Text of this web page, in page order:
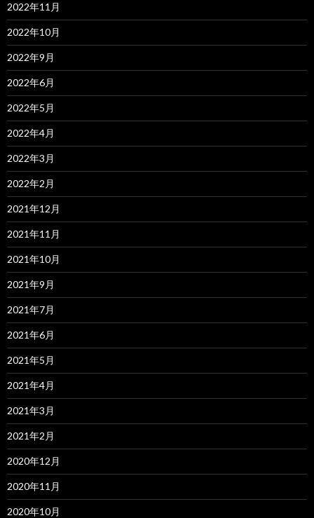
2022年11月
2022年10月
2022年9月
2022年6月
2022年5月
2022年4月
2022年3月
2022年2月
2021年12月
2021年11月
2021年10月
2021年9月
2021年7月
2021年6月
2021年5月
2021年4月
2021年3月
2021年2月
2020年12月
2020年11月
2020年10月